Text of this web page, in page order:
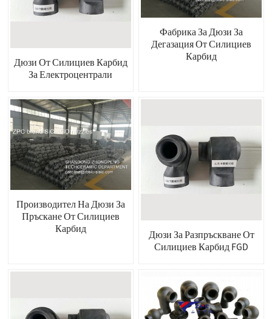
Дюзи От Силициев Карбид
За Електроцентрали
Фабрика За Дюзи За
Дегазация От Силициев
Карбид
Производител На Дюзи За
Пръскане От Силициев
Карбид
Дюзи За Разпръскване От
Силициев Карбид FGD